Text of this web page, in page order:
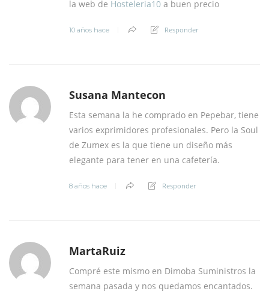
la web de Hosteleria10 a buen precio
10 años hace Responder
Susana Mantecon
Esta semana la he comprado en Pepebar, tiene
varios exprimidores profesionales. Pero la Soul
de Zumex es la que tiene un diseño más
elegante para tener en una cafetería.
8 años hace Responder
MartaRuiz
Compré este mismo en Dimoba Suministros la
semana pasada y nos quedamos encantados.